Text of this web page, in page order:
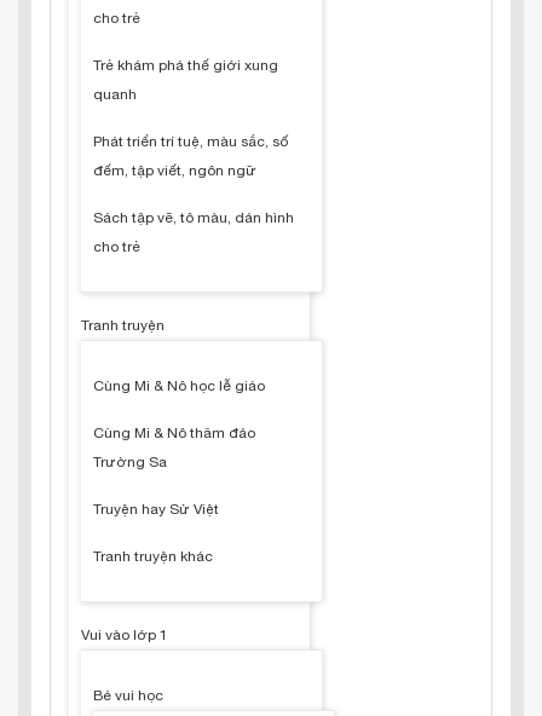
cho trẻ
Trẻ khám phá thế giới xung
quanh
Phát triển trí tuệ, màu sắc, số
đếm, tập viết, ngôn ngữ
Sách tập vẽ, tô màu, dán hình
cho trẻ
Tranh truyện
Cùng Mi & Nô học lễ giáo
Cùng Mi & Nô thăm đảo
Trường Sa
Truyện hay Sử Việt
Tranh truyện khác
Vui vào lớp 1
Bé vui học